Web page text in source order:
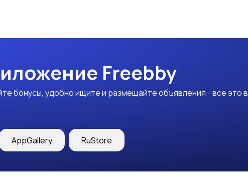
Freebby
бонусы, удобно ищите и размещайте объявления - все это в
AppGallery RuStore